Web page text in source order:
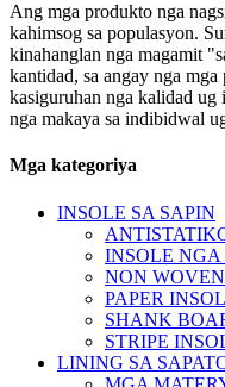
Ang mga produkto nga
kahimsog sa populasyon.
kinahanglan nga magamit
kantidad, sa angay nga
kasiguruhan nga kalidad ug
nga makaya sa indibidwal
Mga kategoriya
INSOLE SA SAPIN
INSOLE
NON
PAPER
SHANK
STRIPE
LINING SA